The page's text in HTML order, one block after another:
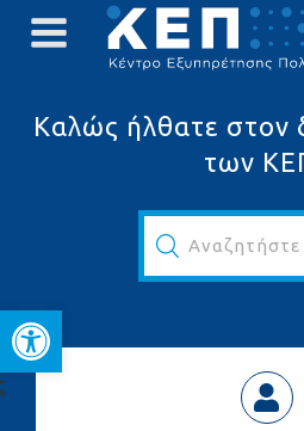
Ανοίξτε τη
Καλώς ήλθατε στον
των
Αναζητήστε